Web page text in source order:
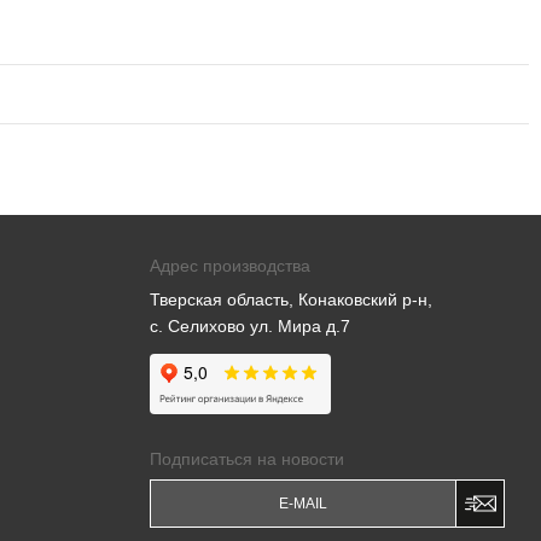
Адрес производства
Тверская область, Конаковский р-н,
с. Селихово ул. Мира д.7
Подписаться на новости